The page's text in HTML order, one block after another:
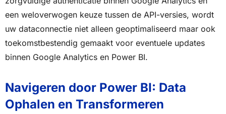
een weloverwogen keuze tussen de API-versies, wordt
uw dataconnectie niet alleen geoptimaliseerd maar ook
toekomstbestendig gemaakt voor eventuele updates
binnen Google Analytics en Power BI.
Navigeren door Power BI: Data
Ophalen en Transformeren